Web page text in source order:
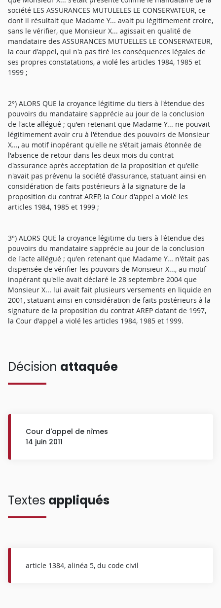
société LES ASSURANCES MUTULELES LE CONSERVATEUR, ce
dont il résultait que Madame Y... avait pu légitimement croire,
sans le vérifier, que Monsieur X... agissait en qualité de
mandataire des ASSURANCES MUTUELLES LE CONSERVATEUR,
la cour d'appel, qui n'a pas tiré les conséquences légales de
ses propres constatations, a violé les articles 1984, 1985 et
1999 ;
2°) ALORS QUE la croyance légitime du tiers à l'étendue des
pouvoirs du mandataire s'apprécie au jour de la conclusion
de l'acte allégué ; qu'en retenant que Madame Y... ne pouvait
légitimement avoir cru à l'étendue des pouvoirs de Monsieur
X..., au motif inopérant qu'elle ne s'était jamais étonnée de
l'absence de retour dans les deux mois du contrat
d'assurance après acceptation de la proposition et qu'elle
n'avait pas prévenu la société d'assurance, statuant ainsi en
considération de faits postérieurs à la signature de la
proposition du contrat AREP, la Cour d'appel a violé les
articles 1984, 1985 et 1999 ;
3°) ALORS QUE la croyance légitime du tiers à l'étendue des
pouvoirs du mandataire s'apprécie au jour de la conclusion
de l'acte allégué ; qu'en retenant que Madame Y... n'était pas
dispensée de vérifier les pouvoirs de Monsieur X..., au motif
inopérant qu'elle avait déclaré le 28 septembre 2004 que
Monsieur X... lui avait fait plusieurs versements en liquide en
2001, statuant ainsi en considération de faits postérieurs à la
signature de la proposition du contrat AREP datant de 1997,
la Cour d'appel a violé les articles 1984, 1985 et 1999.
Décision attaquée
Cour d'appel de nîmes
14 juin 2011
Textes appliqués
article 1384, alinéa 5, du code civil